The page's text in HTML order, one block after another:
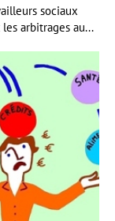
sociaux
arbitrages au...